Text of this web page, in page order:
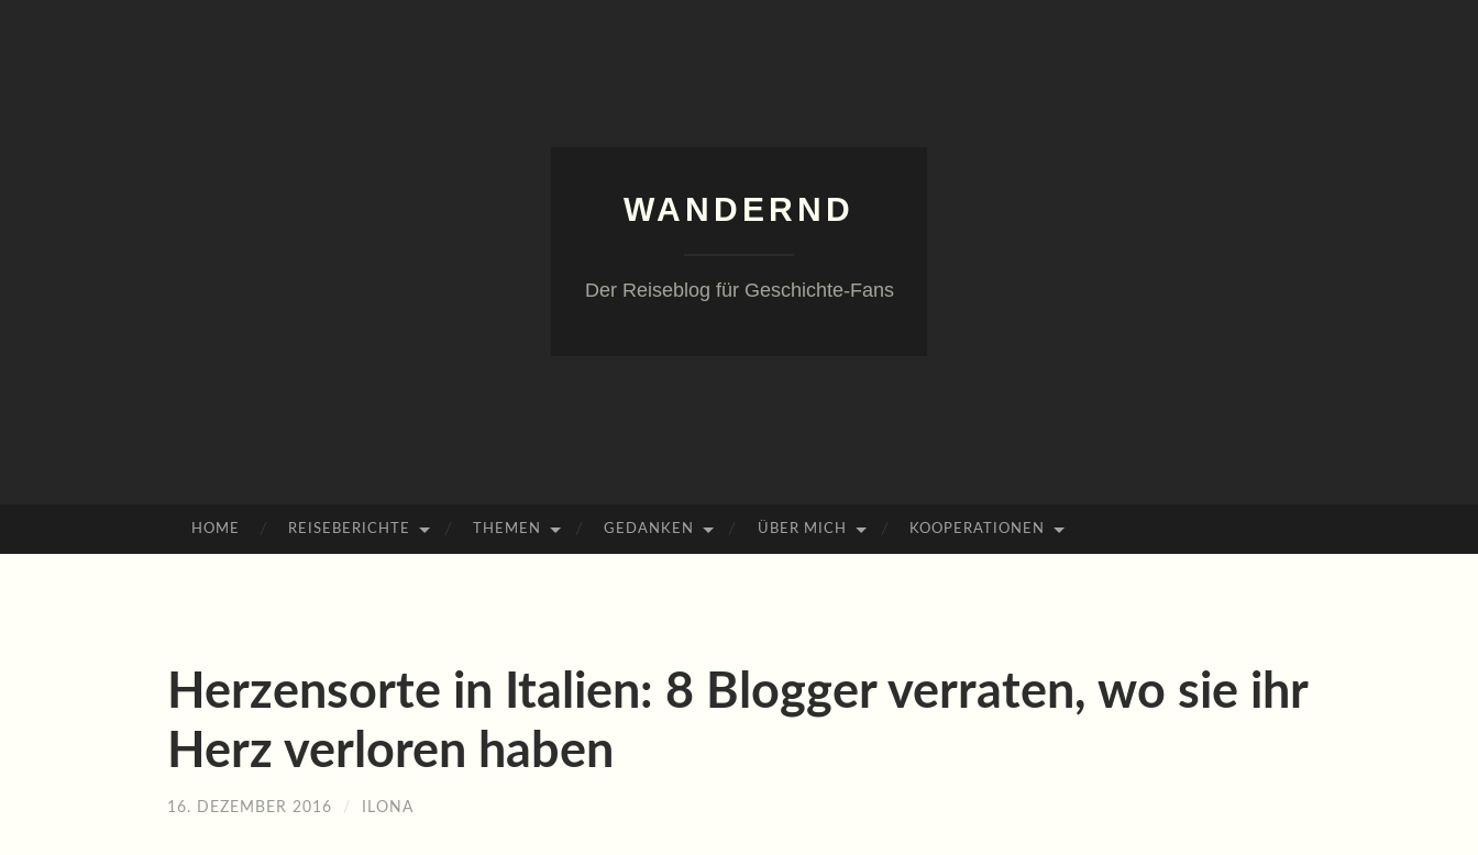
WANDERND
Der Reiseblog für Geschichte-Fans
INHALT
HOME REISEBERICHTE THEMEN GEDANKEN ÜBER MICH KOOPERATIONEN
Herzensorte in Italien: 8 Blogger verraten, wo sie ihr
Herz verloren haben
16. DEZEMBER 2016 / ILONA